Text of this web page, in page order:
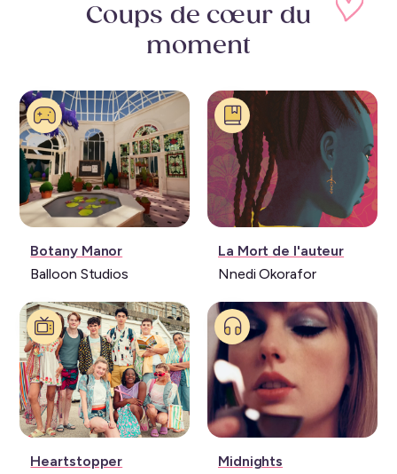
Coups de cœur du
moment
Jeu
vidéo:
Botany Manor
Balloon Studios
Livre:
La Mort de l'auteur
Nnedi Okorafor
Série:
Heartstopper
Musique:
Midnights